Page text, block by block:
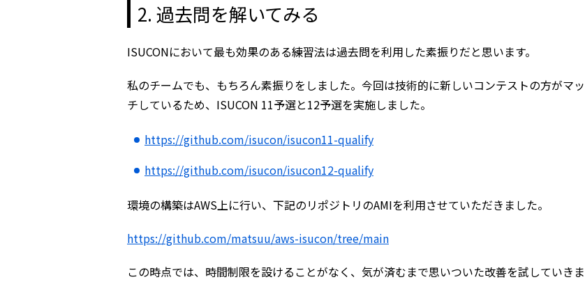
2. 過去問を解いてみる
ISUCONにおいて最も効果のある練習法は過去問を利用した素振りだと思います。
私のチームでも、もちろん素振りをしました。今回は技術的に新しいコンテストの方がマッ
チしているため、ISUCON 11予選と12予選を実施しました。
https://github.com/isucon/isucon11-qualify
https://github.com/isucon/isucon12-qualify
環境の構築はAWS上に行い、下記のリポジトリのAMIを利用させていただきました。
https://github.com/matsuu/aws-isucon/tree/main
この時点では、時間制限を設けることがなく、気が済むまで思いついた改善を試していきま